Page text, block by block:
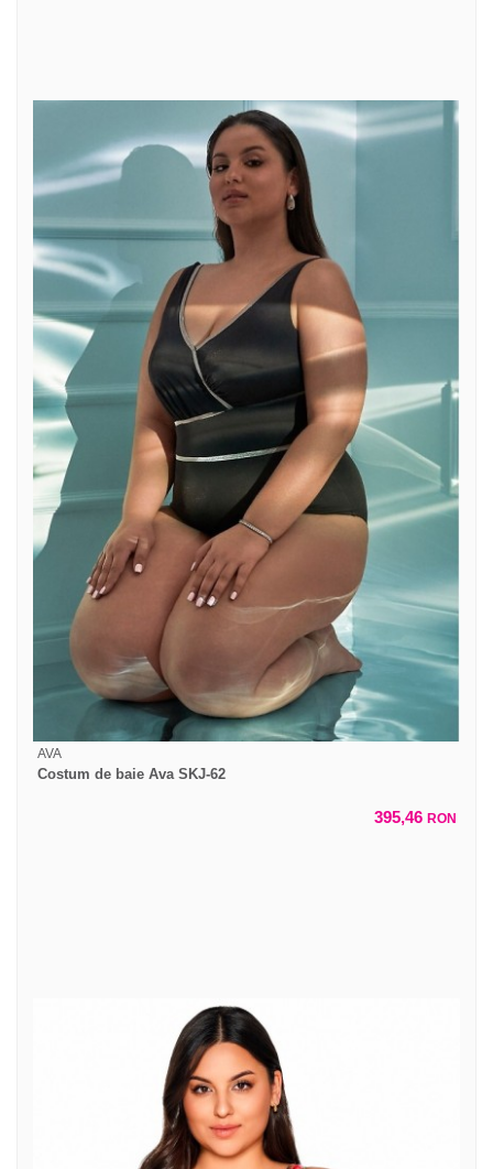
AVA
Costum de baie Ava SKJ-62
395,46 RON